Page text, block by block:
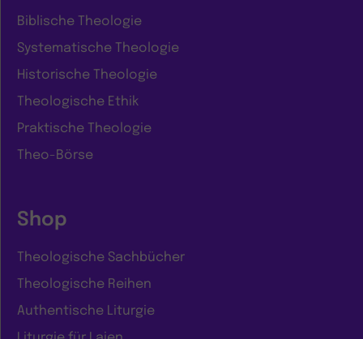
Biblische Theologie
Systematische Theologie
Historische Theologie
Theologische Ethik
Praktische Theologie
Theo-Börse
Shop
Theologische Sachbücher
Theologische Reihen
Authentische Liturgie